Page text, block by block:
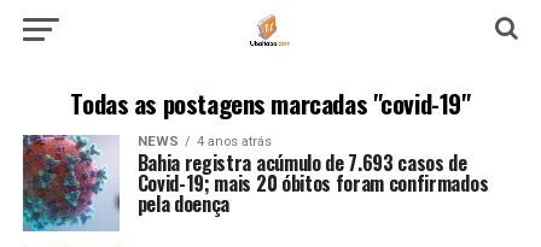
Todas as postagens marcadas "covid-19"
NEWS 4 anos atrás
Bahia registra acúmulo de 7.693 casos de
Covid-19; mais 20 óbitos foram confirmados
pela doença